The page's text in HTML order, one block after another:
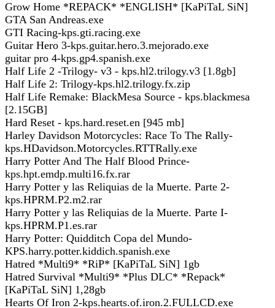
Grow Home *REPACK* *ENGLISH* [KaPiTaL SiN]
GTA San Andreas.exe
GTI Racing-kps.gti.racing.exe
Guitar Hero 3-kps.guitar.hero.3.mejorado.exe
guitar pro 4-kps.gp4.spanish.exe
Half Life 2 -Trilogy- v3 - kps.hl2.trilogy.v3 [1.8gb]
Half Life 2: Trilogy-kps.hl2.trilogy.fx.zip
Half Life Remake: BlackMesa Source - kps.blackmesa
[2.15GB]
Hard Reset - kps.hard.reset.en [945 mb]
Harley Davidson Motorcycles: Race To The Rally-
kps.HDavidson.Motorcycles.RTTRally.exe
Harry Potter And The Half Blood Prince-
kps.hpt.emdp.multi16.fx.rar
Harry Potter y las Reliquias de la Muerte. Parte 2-
kps.HPRM.P2.m2.rar
Harry Potter y las Reliquias de la Muerte. Parte I-
kps.HPRM.P1.es.rar
Harry Potter: Quidditch Copa del Mundo-
KPS.harry.potter.kiddich.spanish.exe
Hatred *Multi9* *RiP* [KaPiTaL SiN] 1gb
Hatred Survival *Multi9* *Plus DLC* *Repack*
[KaPiTaL SiN] 1,28gb
Hearts Of Iron 2-kps.hearts.of.iron.2.FULLCD.exe